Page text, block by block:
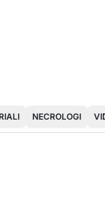
NECROLOGI